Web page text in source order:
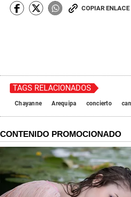
COPIAR ENLACE
TAGS RELACIONADOS
Chayanne Arequipa concierto